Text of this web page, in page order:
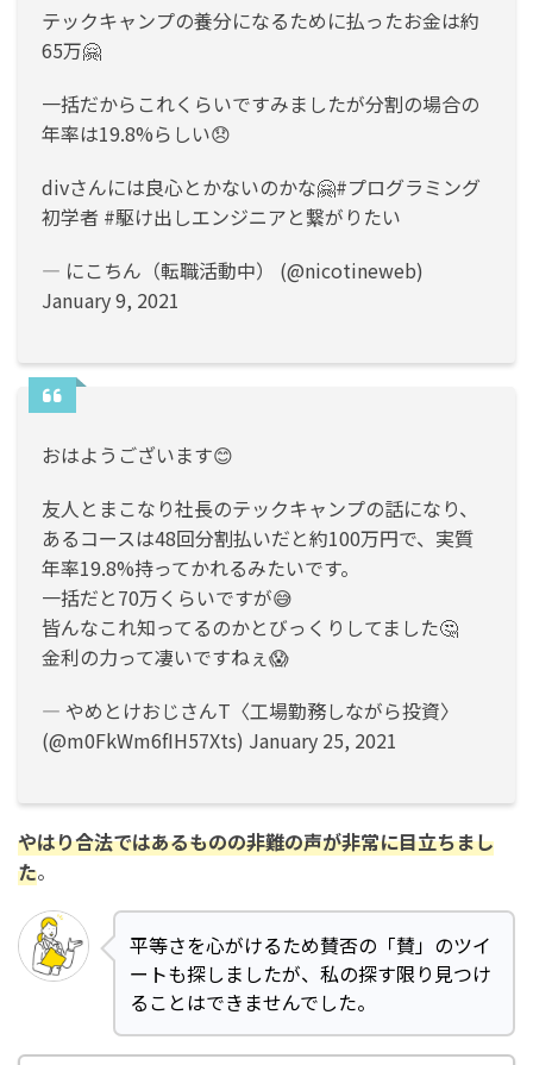
テックキャンプの養分になるために払ったお金は約
65万🤗
一括だからこれくらいですみましたが分割の場合の
年率は19.8%らしい😞
divさんには良心とかないのかな🤗#プログラミング
初学者 #駆け出しエンジニアと繋がりたい
— にこちん（転職活動中） (@nicotineweb)
January 9, 2021
おはようございます😊
友人とまこなり社長のテックキャンプの話になり、
あるコースは48回分割払いだと約100万円で、実質
年率19.8%持ってかれるみたいです。
一括だと70万くらいですが😅
皆んなこれ知ってるのかとびっくりしてました🤔
金利の力って凄いですねぇ😱
— やめとけおじさんT〈工場勤務しながら投資〉
(@m0FkWm6fIH57Xts) January 25, 2021
やはり合法ではあるものの非難の声が非常に目立ちまし
た。
平等さを心がけるため賛否の「賛」のツイ
ートも探しましたが、私の探す限り見つけ
ることはできませんでした。